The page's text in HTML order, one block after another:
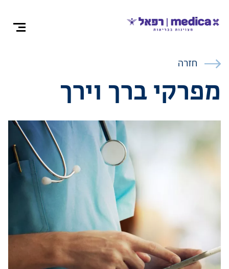
צרו
אודות
התמחויות
ניתוחים
רופאים
מידע
חזרה
מפרקי ברך וירך